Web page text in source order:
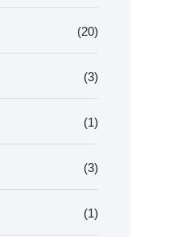
(20)
(3)
(1)
(3)
(1)